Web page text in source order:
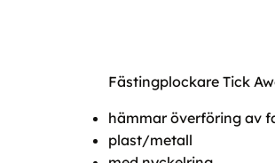
Fästingplockare Tick
hämmar överföring av
plast/metall